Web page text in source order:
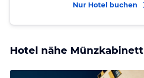
Nur Hotel buchen
Hotel nähe Münzkabinett